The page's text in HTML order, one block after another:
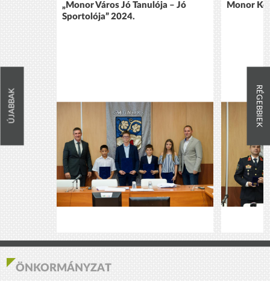
ÚJABBAK
„Monor Város Jó Tanulója – Jó
Sportolója” 2024.
Monor
RÉGEBBIEK
ÖNKORMÁNYZAT